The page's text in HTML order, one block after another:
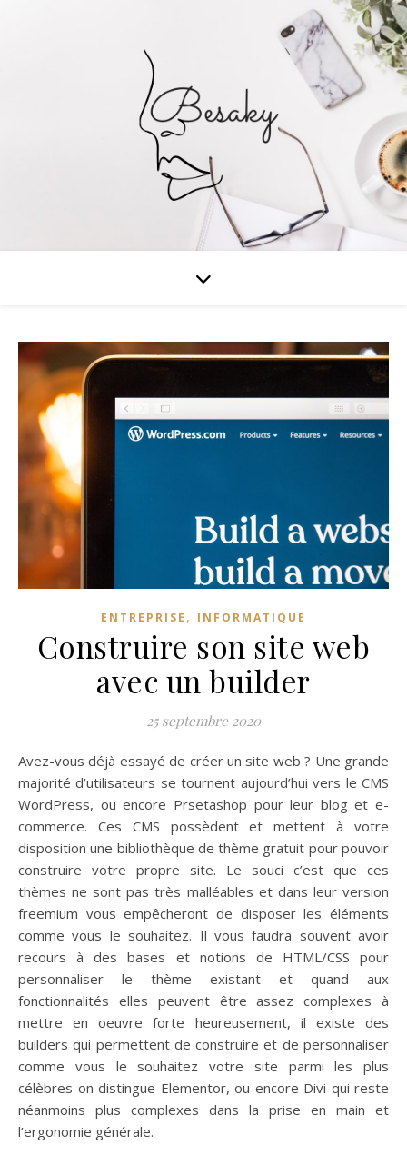
ENTREPRISE , INFORMATIQUE
Construire son site web
avec un builder
25 septembre 2020
Avez-vous déjà essayé de créer un site web ? Une grande
majorité d’utilisateurs se tournent aujourd’hui vers le CMS
WordPress, ou encore Prsetashop pour leur blog et e-
commerce. Ces CMS possèdent et mettent à votre
disposition une bibliothèque de thème gratuit pour pouvoir
construire votre propre site. Le souci c’est que ces
thèmes ne sont pas très malléables et dans leur version
freemium vous empêcheront de disposer les éléments
comme vous le souhaitez. Il vous faudra souvent avoir
recours à des bases et notions de HTML/CSS pour
personnaliser le thème existant et quand aux
fonctionnalités elles peuvent être assez complexes à
mettre en oeuvre forte heureusement, il existe des
builders qui permettent de construire et de personnaliser
comme vous le souhaitez votre site parmi les plus
célèbres on distingue Elementor, ou encore Divi qui reste
néanmoins plus complexes dans la prise en main et
l’ergonomie générale.